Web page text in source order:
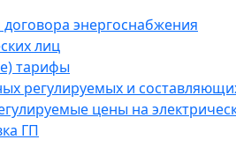
энергоснабжения
лиц
тарифы
регулируемых и
цены на
ГП